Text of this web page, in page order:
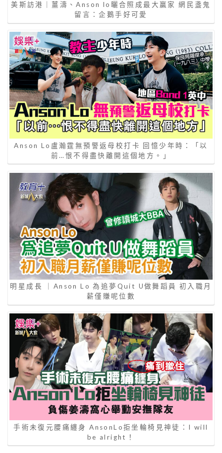
美斯訪港｜薑濤、Anson lo曬合照成最大贏家 網民盞鬼
留言：企鵝手好可愛
Anson Lo盧瀚霆無預警返母校打卡 回憶少年時：「以
前…恨不得盡快離開這個地方。」
明星成長 ｜Anson Lo 為追夢Quit U做舞蹈員 初入職月
薪僅賺呢位數
手術未復元腰痛纏身 AnsonLo拒坐輪椅見神徒：I will
be alright！